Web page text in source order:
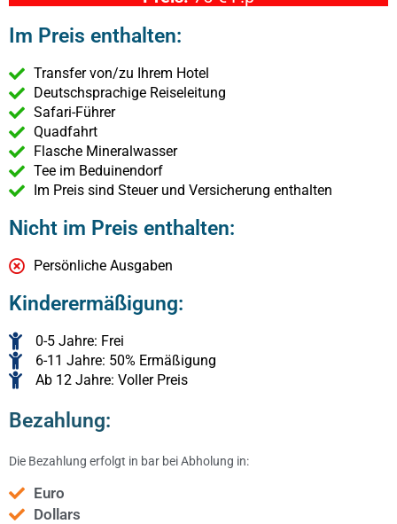
Im Preis enthalten:
Transfer von/zu Ihrem Hotel
Deutschsprachige Reiseleitung
Safari-Führer
Quadfahrt
Flasche Mineralwasser
Tee im Beduinendorf
Im Preis sind Steuer und Versicherung enthalten
Nicht im Preis enthalten:
Persönliche Ausgaben
Kinderermäßigung:
0-5 Jahre: Frei
6-11 Jahre: 50% Ermäßigung
Ab 12 Jahre: Voller Preis
Bezahlung:
Die Bezahlung erfolgt in bar bei Abholung in:
Euro
Dollars